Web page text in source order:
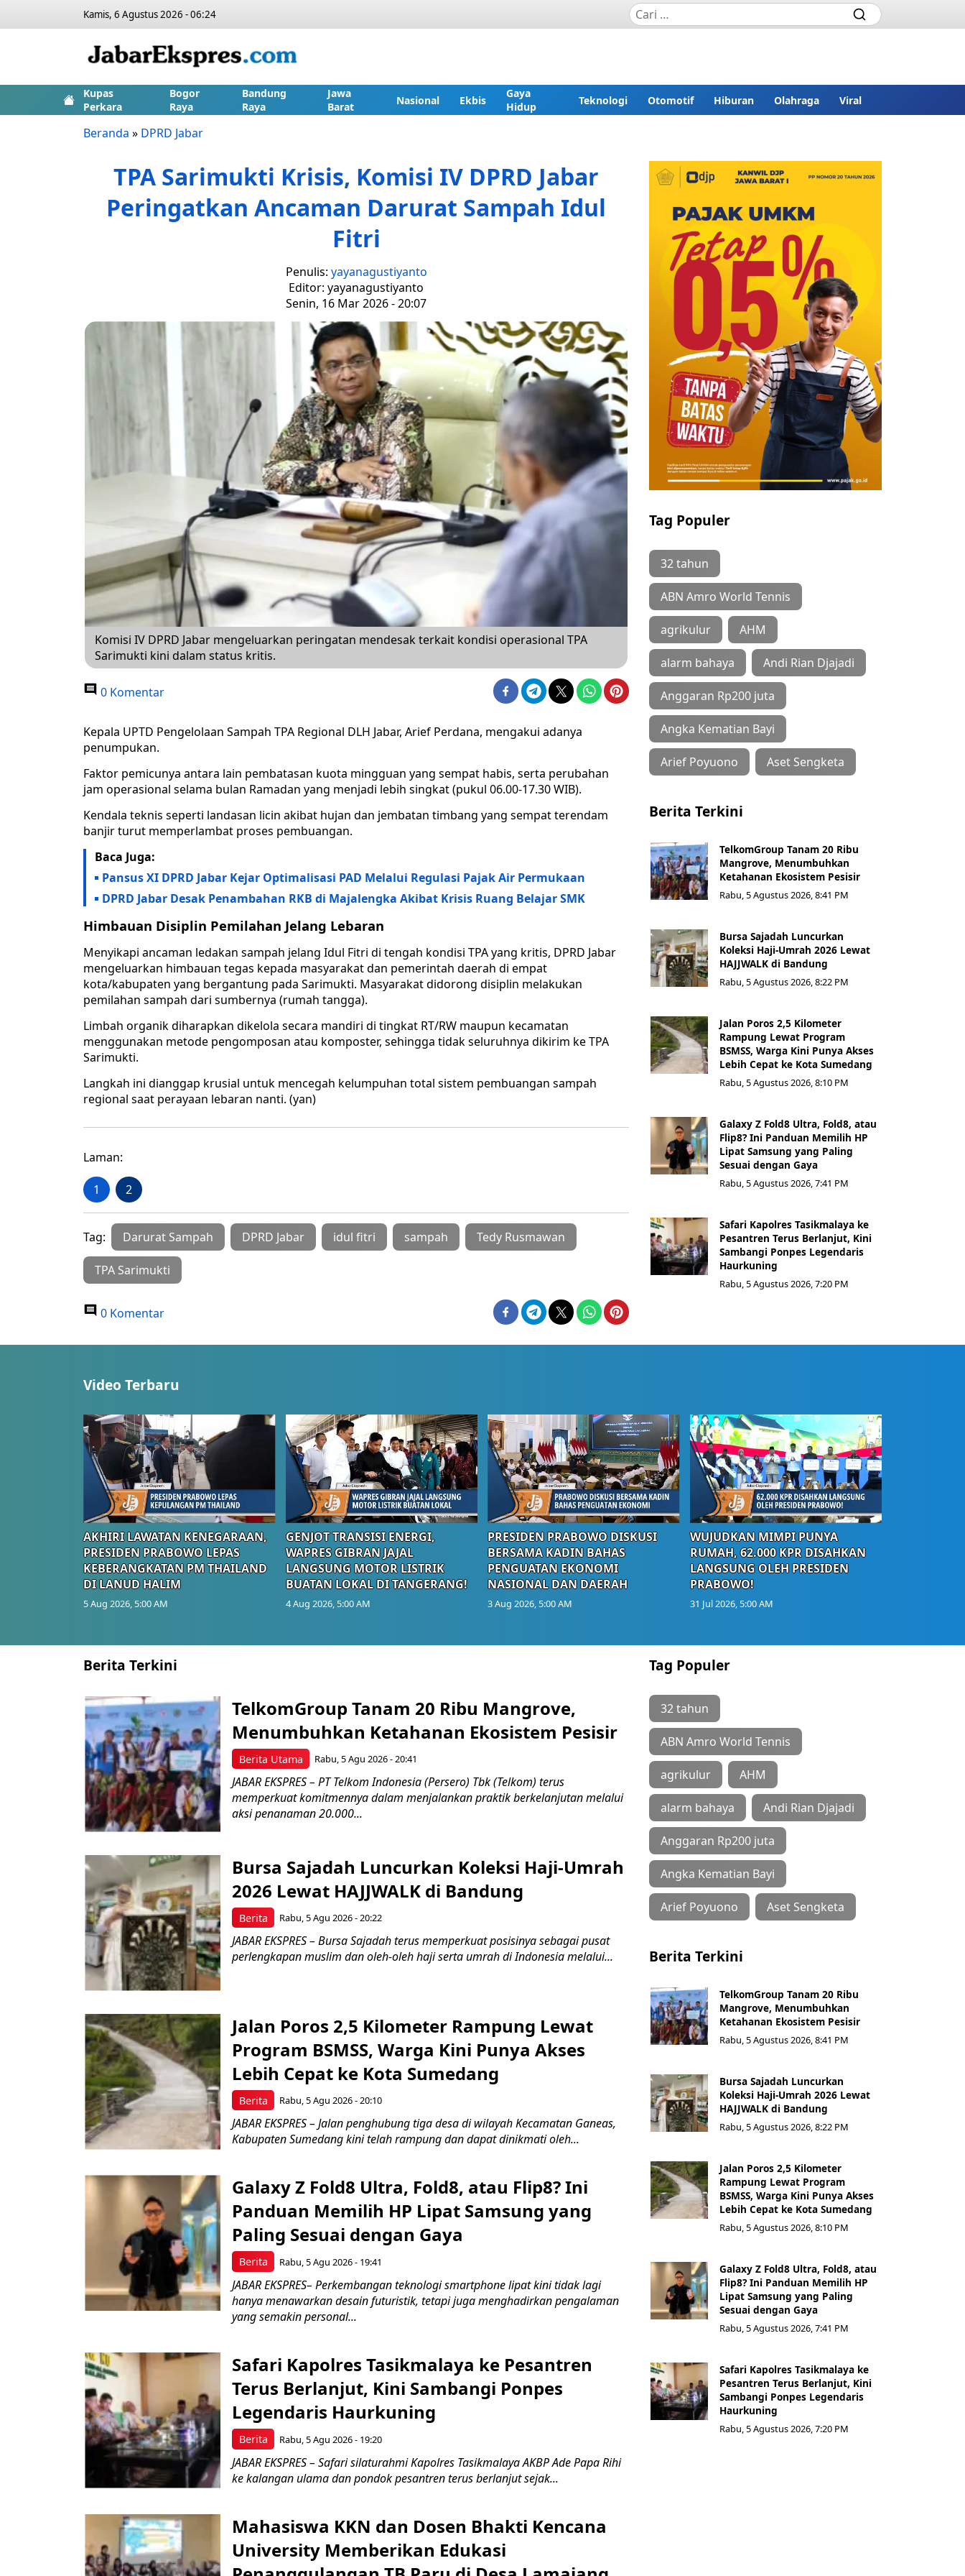
Kamis, 6 Agustus 2026 - 06:24
Kupas
Perkara
Bogor
Raya
Bandung
Raya
Jawa
Barat
Nasional Ekbis
Gaya
Hidup
Teknologi Otomotif Hiburan Olahraga Viral
Beranda » DPRD Jabar
TPA Sarimukti Krisis, Komisi IV DPRD Jabar
Peringatkan Ancaman Darurat Sampah Idul
Fitri
Penulis: yayanagustiyanto
Editor: yayanagustiyanto
Senin, 16 Mar 2026 - 20:07
Komisi IV DPRD Jabar mengeluarkan peringatan mendesak terkait kondisi operasional TPA
Sarimukti kini dalam status kritis.
0 Komentar
Kepala UPTD Pengelolaan Sampah TPA Regional DLH Jabar, Arief Perdana, mengakui adanya
penumpukan.
Faktor pemicunya antara lain pembatasan kuota mingguan yang sempat habis, serta perubahan
jam operasional selama bulan Ramadan yang menjadi lebih singkat (pukul 06.00-17.30 WIB).
Kendala teknis seperti landasan licin akibat hujan dan jembatan timbang yang sempat terendam
banjir turut memperlambat proses pembuangan.
Baca Juga:
Pansus XI DPRD Jabar Kejar Optimalisasi PAD Melalui Regulasi Pajak Air Permukaan
DPRD Jabar Desak Penambahan RKB di Majalengka Akibat Krisis Ruang Belajar SMK
Himbauan Disiplin Pemilahan Jelang Lebaran
Menyikapi ancaman ledakan sampah jelang Idul Fitri di tengah kondisi TPA yang kritis, DPRD Jabar
mengeluarkan himbauan tegas kepada masyarakat dan pemerintah daerah di empat
kota/kabupaten yang bergantung pada Sarimukti. Masyarakat didorong disiplin melakukan
pemilahan sampah dari sumbernya (rumah tangga).
Limbah organik diharapkan dikelola secara mandiri di tingkat RT/RW maupun kecamatan
menggunakan metode pengomposan atau komposter, sehingga tidak seluruhnya dikirim ke TPA
Sarimukti.
Langkah ini dianggap krusial untuk mencegah kelumpuhan total sistem pembuangan sampah
regional saat perayaan lebaran nanti. (yan)
Laman:
1 2
Tag: Darurat Sampah DPRD Jabar idul fitri sampah Tedy Rusmawan
TPA Sarimukti
0 Komentar
Tag Populer
32 tahun
ABN Amro World Tennis
agrikulur AHM
alarm bahaya Andi Rian Djajadi
Anggaran Rp200 juta
Angka Kematian Bayi
Arief Poyuono Aset Sengketa
Berita Terkini
TelkomGroup Tanam 20 Ribu
Mangrove, Menumbuhkan
Ketahanan Ekosistem Pesisir
Rabu, 5 Agustus 2026, 8:41 PM
Bursa Sajadah Luncurkan
Koleksi Haji-Umrah 2026 Lewat
HAJJWALK di Bandung
Rabu, 5 Agustus 2026, 8:22 PM
Jalan Poros 2,5 Kilometer
Rampung Lewat Program
BSMSS, Warga Kini Punya Akses
Lebih Cepat ke Kota Sumedang
Rabu, 5 Agustus 2026, 8:10 PM
Galaxy Z Fold8 Ultra, Fold8, atau
Flip8? Ini Panduan Memilih HP
Lipat Samsung yang Paling
Sesuai dengan Gaya
Rabu, 5 Agustus 2026, 7:41 PM
Safari Kapolres Tasikmalaya ke
Pesantren Terus Berlanjut, Kini
Sambangi Ponpes Legendaris
Haurkuning
Rabu, 5 Agustus 2026, 7:20 PM
Video Terbaru
AKHIRI LAWATAN KENEGARAAN,
PRESIDEN PRABOWO LEPAS
KEBERANGKATAN PM THAILAND
DI LANUD HALIM
5 Aug 2026, 5:00 AM
GENJOT TRANSISI ENERGI,
WAPRES GIBRAN JAJAL
LANGSUNG MOTOR LISTRIK
BUATAN LOKAL DI TANGERANG!
4 Aug 2026, 5:00 AM
PRESIDEN PRABOWO DISKUSI
BERSAMA KADIN BAHAS
PENGUATAN EKONOMI
NASIONAL DAN DAERAH
3 Aug 2026, 5:00 AM
WUJUDKAN MIMPI PUNYA
RUMAH, 62.000 KPR DISAHKAN
LANGSUNG OLEH PRESIDEN
PRABOWO!
31 Jul 2026, 5:00 AM
Berita Terkini
Berita Utama
TelkomGroup Tanam 20 Ribu Mangrove,
Menumbuhkan Ketahanan Ekosistem Pesisir
Rabu, 5 Agu 2026 - 20:41
JABAR EKSPRES – PT Telkom Indonesia (Persero) Tbk (Telkom) terus
memperkuat komitmennya dalam menjalankan praktik berkelanjutan melalui
aksi penanaman 20.000...
Berita
Bursa Sajadah Luncurkan Koleksi Haji-Umrah
2026 Lewat HAJJWALK di Bandung
Rabu, 5 Agu 2026 - 20:22
JABAR EKSPRES – Bursa Sajadah terus memperkuat posisinya sebagai pusat
perlengkapan muslim dan oleh-oleh haji serta umrah di Indonesia melalui...
Berita
Jalan Poros 2,5 Kilometer Rampung Lewat
Program BSMSS, Warga Kini Punya Akses
Lebih Cepat ke Kota Sumedang
Rabu, 5 Agu 2026 - 20:10
JABAR EKSPRES – Jalan penghubung tiga desa di wilayah Kecamatan Ganeas,
Kabupaten Sumedang kini telah rampung dan dapat dinikmati oleh...
Berita
Galaxy Z Fold8 Ultra, Fold8, atau Flip8? Ini
Panduan Memilih HP Lipat Samsung yang
Paling Sesuai dengan Gaya
Rabu, 5 Agu 2026 - 19:41
JABAR EKSPRES– Perkembangan teknologi smartphone lipat kini tidak lagi
hanya menawarkan desain futuristik, tetapi juga menghadirkan pengalaman
yang semakin personal...
Berita
Safari Kapolres Tasikmalaya ke Pesantren
Terus Berlanjut, Kini Sambangi Ponpes
Legendaris Haurkuning
Rabu, 5 Agu 2026 - 19:20
JABAR EKSPRES – Safari silaturahmi Kapolres Tasikmalaya AKBP Ade Papa Rihi
ke kalangan ulama dan pondok pesantren terus berlanjut sejak...
Mahasiswa KKN dan Dosen Bhakti Kencana
University Memberikan Edukasi
Tag Populer
32 tahun
ABN Amro World Tennis
agrikulur AHM
alarm bahaya Andi Rian Djajadi
Anggaran Rp200 juta
Angka Kematian Bayi
Arief Poyuono Aset Sengketa
Berita Terkini
TelkomGroup Tanam 20 Ribu
Mangrove, Menumbuhkan
Ketahanan Ekosistem Pesisir
Rabu, 5 Agustus 2026, 8:41 PM
Bursa Sajadah Luncurkan
Koleksi Haji-Umrah 2026 Lewat
HAJJWALK di Bandung
Rabu, 5 Agustus 2026, 8:22 PM
Jalan Poros 2,5 Kilometer
Rampung Lewat Program
BSMSS, Warga Kini Punya Akses
Lebih Cepat ke Kota Sumedang
Rabu, 5 Agustus 2026, 8:10 PM
Galaxy Z Fold8 Ultra, Fold8, atau
Flip8? Ini Panduan Memilih HP
Lipat Samsung yang Paling
Sesuai dengan Gaya
Rabu, 5 Agustus 2026, 7:41 PM
Safari Kapolres Tasikmalaya ke
Pesantren Terus Berlanjut, Kini
Sambangi Ponpes Legendaris
Haurkuning
Rabu, 5 Agustus 2026, 7:20 PM